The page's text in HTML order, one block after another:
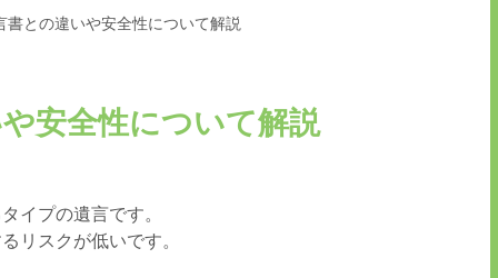
との違いや安全性について解説
安全性について解説
イプの遺言です。
リスクが低いです。